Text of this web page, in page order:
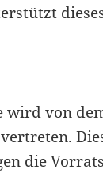
wird von
die